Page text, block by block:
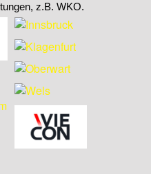
z.B. WKO.